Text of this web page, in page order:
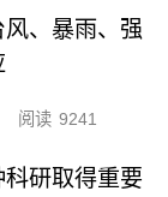
、暴雨、强
阅读 9241
研取得重要